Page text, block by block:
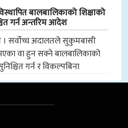
बालबालिकाको शिक्षाको
गर्न अन्तरिम आदेश
। सर्वोच्च अदालतले सुकुमबासी
वा हुन सक्ने बालबालिकाको
गर्न र विकल्पबिना